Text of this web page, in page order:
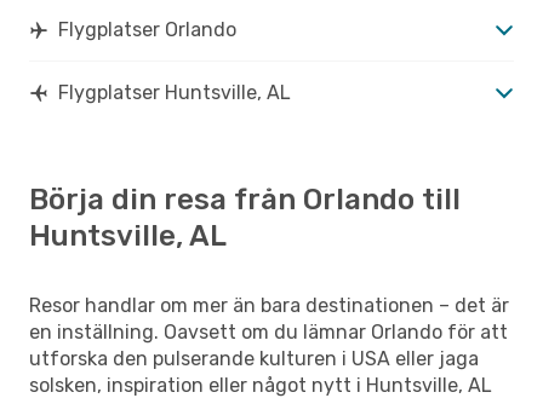
Flygplatser Orlando
Flygplatser Huntsville, AL
Börja din resa från Orlando till
Huntsville, AL
Resor handlar om mer än bara destinationen – det är
en inställning. Oavsett om du lämnar Orlando för att
utforska den pulserande kulturen i USA eller jaga
solsken, inspiration eller något nytt i Huntsville, AL